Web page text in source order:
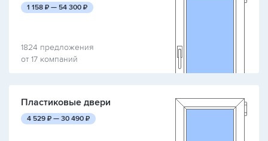
1 158 руб.
₽ — 54 300 руб.
₽
1824 предложения
от 17 компаний
Пластиковые двери
4 529 руб.
₽ — 30 490 руб.
₽